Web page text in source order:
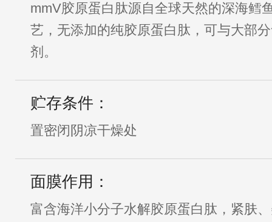
mmV胶原蛋白肽源自全球天然的深海鳕
艺，无添加的纯胶原蛋白肽，可与大部
剂。
贮存条件：
置密闭阴凉干燥处
面膜作用：
富含海洋小分子水解胶原蛋白肽，紧肤